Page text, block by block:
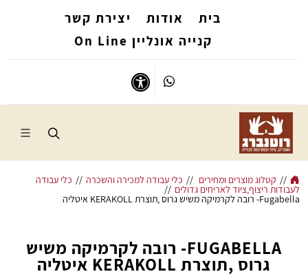
בית אודות
יצירת קשר
קנייה אונליין On Line
Whatsapp
// קטלוג מוצרים ומחירים // כלי עבודה למכירה והשכרה // כלי עבודה
לעבודות ריצוף,ציוד לאריחים גדולים //
Fugabella- רובה לקרמיקה משיש גרוס ,תוצרת KERAKOLL איטליה
FUGABELLA- רובה לקרמיקה משיש
גרוס ,תוצרת KERAKOLL איטליה